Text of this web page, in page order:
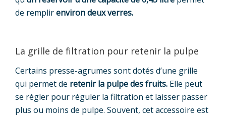
de remplirenviron deux verres.
La grille de filtration pour retenir la pulpe
Certains presse-agrumes sont dotés d’une grille
qui permet de retenir la pulpe des fruits. Elle peut
se régler pour réguler la filtration et laisser passer
plus ou moins de pulpe. Souvent, cet accessoire est